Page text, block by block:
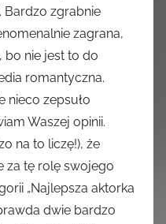
Bardzo zgrabnie
zagrana,
bo nie jest to do
romantyczna.
nieco zepsuło
Waszej opinii.
na to liczę!), że
za tę rolę swojego
„Najlepsza aktorka
dwie bardzo